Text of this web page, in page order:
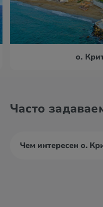
о.
Часто
Чем интересен о.